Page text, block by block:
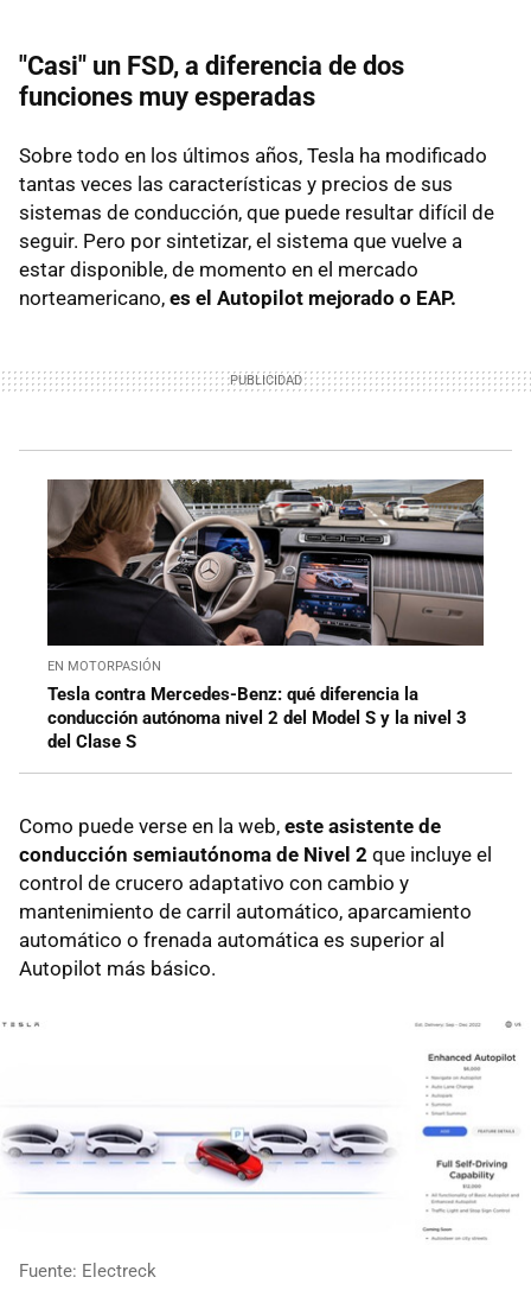
"Casi" un FSD, a diferencia de dos
funciones muy esperadas
Sobre todo en los últimos años, Tesla ha modificado
tantas veces las características y precios de sus
sistemas de conducción, que puede resultar difícil de
seguir. Pero por sintetizar, el sistema que vuelve a
estar disponible, de momento en el mercado
norteamericano, es el Autopilot mejorado o EAP.
EN MOTORPASIÓN
Tesla contra Mercedes-Benz: qué diferencia la
conducción autónoma nivel 2 del Model S y la nivel 3
del Clase S
Como puede verse en la web, este asistente de
conducción semiautónoma de Nivel 2 que incluye el
control de crucero adaptativo con cambio y
mantenimiento de carril automático, aparcamiento
automático o frenada automática es superior al
Autopilot más básico.
Fuente: Electreck